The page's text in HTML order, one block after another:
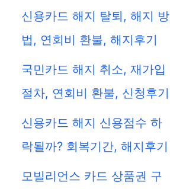
신용카드 해지 탈퇴, 해지 방
법, 연회비 환불, 해지후기
국민카드 해지 취소, 재가입
절차, 연회비 환불, 신청후기
신용카드 해지 신용점수 하
락될까? 회복기간, 해지후기
모빌리언스 카드 상품권 구